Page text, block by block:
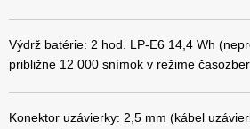
Výdrž batérie: 2 hod. LP-E6 14,4 Wh
približne 12 000 snímok v režime
Konektor uzávierky: 2,5 mm (kábel